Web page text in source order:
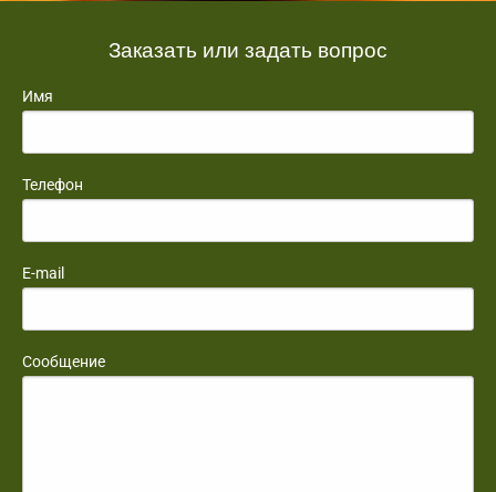
Заказать или задать вопрос
Имя
Телефон
E-mail
Сообщение